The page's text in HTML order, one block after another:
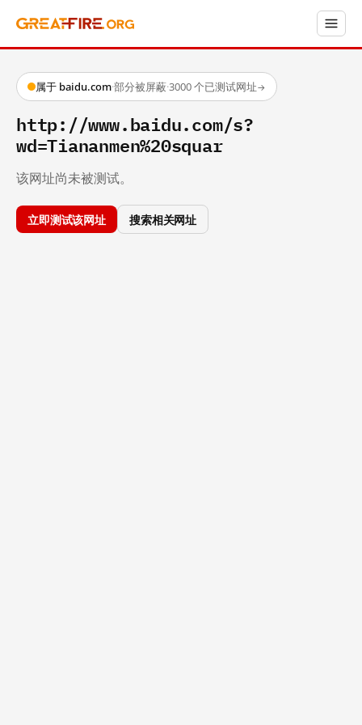
属于 baidu.com·部分被屏蔽·3000 个已测试网址→
http://www.baidu.com/s?
wd=Tiananmen%20squar
该网址尚未被测试。
立即测试该网址 搜索相关网址